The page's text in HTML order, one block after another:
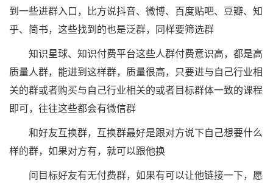
到一些进群入口，比方说抖音、微博、百度贴吧、豆瓣、知
乎、简书，这些找到的也是泛群，同样要筛选群
知识星球、知识付费平台这些人群付费意识高，都是高
质量人群，能进到这样群，质量很高，只要进与自己行业相
关的群或者购买与自己行业相关的或者目标群体一致的课程
即可，往往这些都会有微信群
和好友互换群，互换群最好是跟对方说下自己想要什么
样的群，如果对方有，就可以跟他换
问目标好友有无付费群，如果有可以让他链接一下，愿